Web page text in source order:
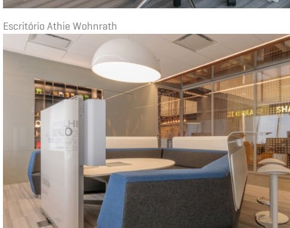
Escritório Athie Wohnrath